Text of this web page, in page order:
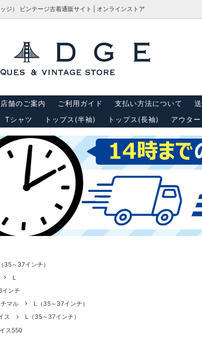
ジ） ビンテージ古着通販サイト | オンラインストア
パンツ
トップス(半袖)
サスペンダー
M-65
USA製 リーバイス550
サイズ計測方法
舗のご案内 ご利用ガイド 支払い方法について
Tシャツ トップス(半袖) トップス(長袖) アウター
35～37インチ）
L
インチ
マル
L（35～37インチ）
ス
L（35～37インチ）
ス550